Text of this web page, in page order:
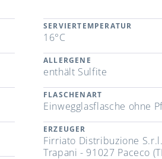
SERVIERTEMPERATUR
16°C
ALLERGENE
enthält Sulfite
FLASCHENART
Einwegglasflasche ohne
ERZEUGER
Firriato Distribuzione
Trapani - 91027 Paceco